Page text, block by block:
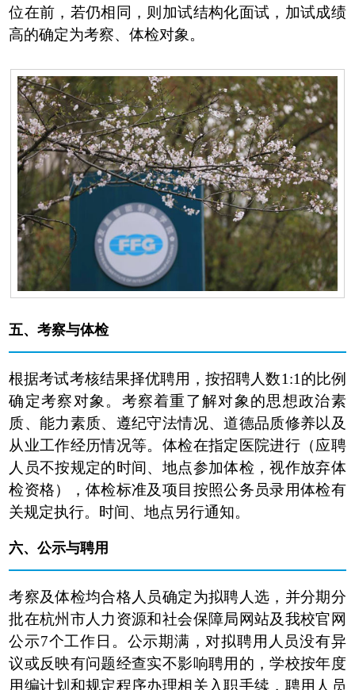
位在前，若仍相同，则加试结构化面试，加试成绩
高的确定为考察、体检对象。
五、考察与体检
根据考试考核结果择优聘用，按招聘人数1:1的比例
确定考察对象。考察着重了解对象的思想政治素
质、能力素质、遵纪守法情况、道德品质修养以及
从业工作经历情况等。体检在指定医院进行（应聘
人员不按规定的时间、地点参加体检，视作放弃体
检资格），体检标准及项目按照公务员录用体检有
关规定执行。时间、地点另行通知。
六、公示与聘用
考察及体检均合格人员确定为拟聘人选，并分期分
批在杭州市人力资源和社会保障局网站及我校官网
公示7个工作日。公示期满，对拟聘用人员没有异
议或反映有问题经查实不影响聘用的，学校按年度
用编计划和规定程序办理相关入职手续，聘用人员